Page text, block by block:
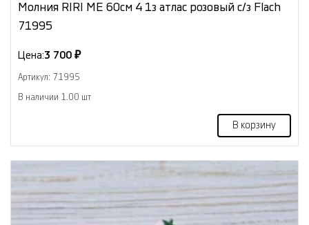
Молния RIRI МЕ 60см 4 1з атлас розовый с/з Flach
71995
Цена:3 700 ₽
Артикул: 71995
В наличии 1.00 шт
В корзину